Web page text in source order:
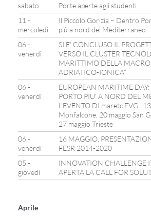
sabato
Porte aperte agli studenti
11 -
mercoledì
Il Piccolo Gorizia – Dentro
più a nord del Mediterraneo
06 -
venerdì
SI E’ CONCLUSO IL
VERSO IL CLUSTER
MARITTIMO DELLA
ADRIATICO-IONICA”
06 -
venerdì
EUROPEAN MARITIME DAY:
PORTO PIU’ A NORD DEL
L’EVENTO DI maretc FVG .
Monfalcone, 20 maggio San
27 maggio Trieste
06 -
venerdì
16 MAGGIO,
FESR 2014-2020
05 -
giovedì
INNOVATION CHALLENGE
APERTA LA CALL FOR
Aprile